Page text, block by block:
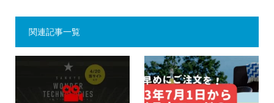
関連記事一覧